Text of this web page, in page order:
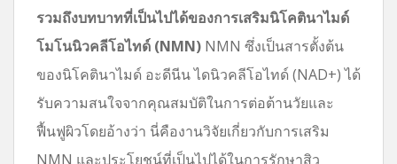
รวมถึงบทบาทที่เป็นไปได้ของการเสริมนิโคตินาไมด์
โมโนนิวคลีโอไทด์ (NMN) NMN ซึ่งเป็นสารตั้งต้น
ของนิโคตินาไมด์ อะดีนีน ไดนิวคลีโอไทด์ (NAD+) ได้
รับความสนใจจากคุณสมบัติในการต่อต้านวัยและ
ฟื้นฟูผิวโดยอ้างว่า นี่คืองานวิจัยเกี่ยวกับการเสริม
NMN และประโยชน์ที่เป็นไปได้ในการรักษาสิว